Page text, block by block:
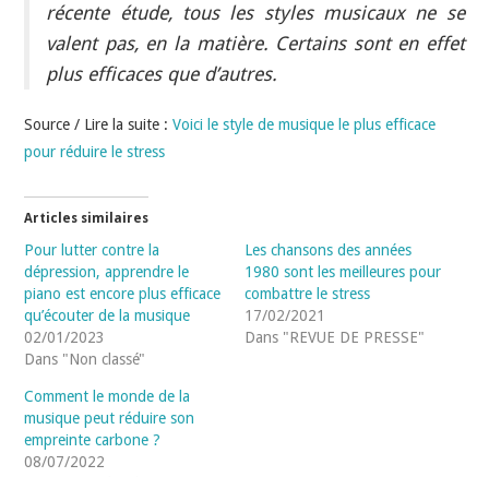
récente étude, tous les styles musicaux ne se
valent pas, en la matière. Certains sont en effet
plus efficaces que d’autres.
Source / Lire la suite :Voici le style de musique le plus efficace
pour réduire le stress
Articles similaires
Pour lutter contre la
dépression, apprendre le
piano est encore plus efficace
qu’écouter de la musique
02/01/2023
Dans "Non classé"
Les chansons des années
1980 sont les meilleures pour
combattre le stress
17/02/2021
Dans "REVUE DE PRESSE"
Comment le monde de la
musique peut réduire son
empreinte carbone ?
08/07/2022